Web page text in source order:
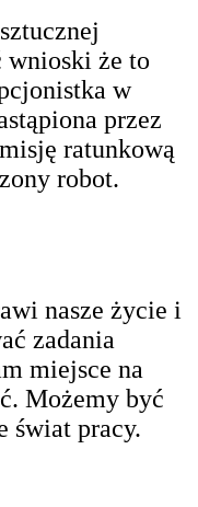
że to
w
przez
ratunkową
robot.
nasze życie i
zadania
miejsce na
Możemy być
świat pracy.